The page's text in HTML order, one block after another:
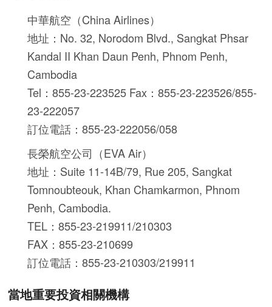
中華航空（China Airlines）
地址：No. 32, Norodom Blvd., Sangkat Phsar
Kandal II Khan Daun Penh, Phnom Penh,
Cambodia
Tel：855-23-223525 Fax：855-23-223526/855-
23-222057
訂位電話：855-23-222056/058
長榮航空公司（EVA Air）
地址：Suite 11-14B/79, Rue 205, Sangkat
Tomnoubteouk, Khan Chamkarmon, Phnom
Penh, Cambodia.
TEL：855-23-219911/210303
FAX：855-23-210699
訂位電話：855-23-210303/219911
當地重要投資相關機構